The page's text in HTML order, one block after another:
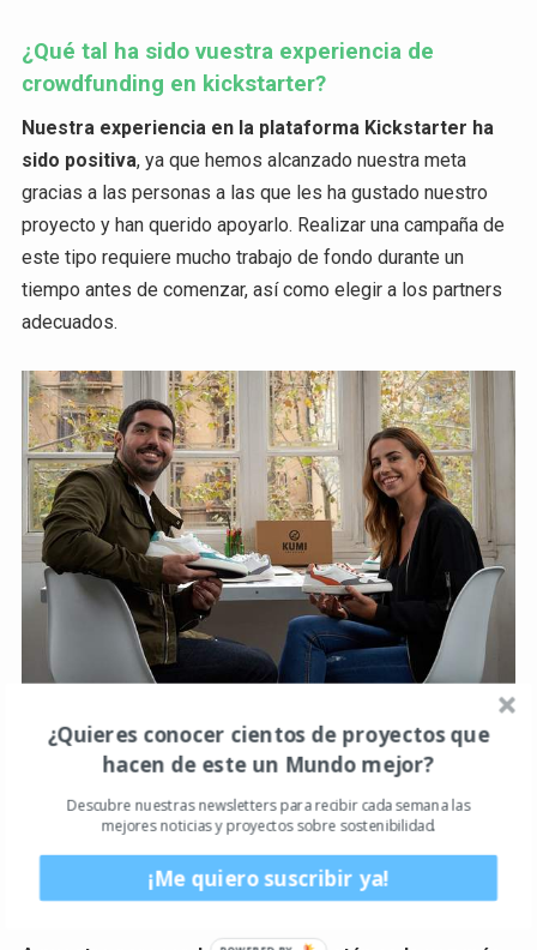
¿Qué tal ha sido vuestra experiencia de
crowdfunding en kickstarter?
Nuestra experiencia en la plataforma Kickstarter ha
sido positiva, ya que hemos alcanzado nuestra meta
gracias a las personas a las que les ha gustado nuestro
proyecto y han querido apoyarlo. Realizar una campaña de
este tipo requiere mucho trabajo de fondo durante un
tiempo antes de comenzar, así como elegir a los partners
adecuados.
Hemos aprendido mucho con esta campaña y de hacer
alguna otra en un futuro, corregir algunos errores o aplicar
lo aprendido durante esta campaña.
¿Créeis que la gente está apostando
finalmente por la moda sostenible?
¿Quieres conocer cientos de proyectos que
hacen de este un Mundo mejor?
Descubre nuestras newsletters para recibir cada semana las
mejores noticias y proyectos sobre sostenibilidad.
¡Me quiero suscribir ya!